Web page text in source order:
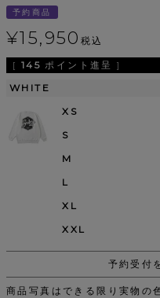
予約商品
¥15,950 税込
[ 145 ポイント進呈 ]
WHITE
XS
S
M
L
XL
XXL
予約受付
商品写真はできる限り実物の